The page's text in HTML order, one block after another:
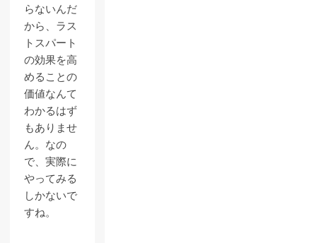
らないんだ
から、ラス
トスパート
の効果を高
めることの
価値なんて
わかるはず
もありませ
ん。なの
で、実際に
やってみる
しかないで
すね。